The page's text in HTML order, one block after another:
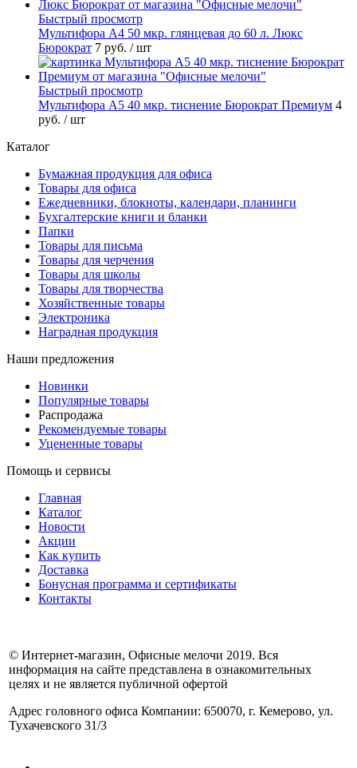
Быстрый просмотр
Мультифора А4 50 мкр. глянцевая до 60 л. Люкс
Бюрократ 7 руб. / шт
Быстрый просмотр
Мультифора А5 40 мкр. тиснение Бюрократ Премиум 4
руб. / шт
Каталог
Бумажная продукция для офиса
Товары для офиса
Ежедневники, блокноты, календари, планинги
Бухгалтерские книги и бланки
Папки
Товары для письма
Товары для черчения
Товары для школы
Товары для творчества
Хозяйственные товары
Электроника
Наградная продукция
Наши предложения
Новинки
Популярные товары
Распродажа
Рекомендуемые товары
Уцененные товары
Помощь и сервисы
Главная
Каталог
Новости
Акции
Как купить
Доставка
Бонусная программа и сертификаты
Контакты
© Интернет-магазин, Офисные мелочи 2019. Вся
информация на сайте представлена в ознакомительных
целях и не является публичной офертой
Адрес головного офиса Компании: 650070, г. Кемерово, ул.
Тухачевского 31/3